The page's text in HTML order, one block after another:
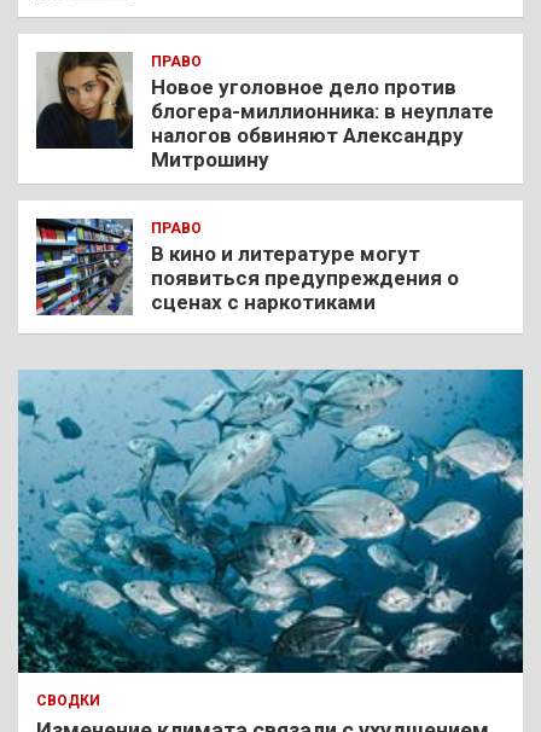
ПРАВО
Новое уголовное дело против
блогера-миллионника: в неуплате
налогов обвиняют Александру
Митрошину
ПРАВО
В кино и литературе могут
появиться предупреждения о
сценах с наркотиками
СВОДКИ